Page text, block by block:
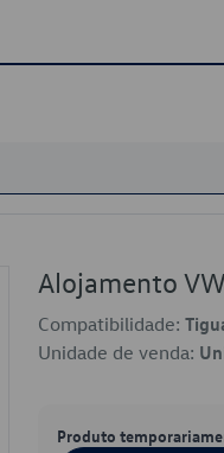
Alojamento
Compatibilidade:
Unidade de venda:
Produto